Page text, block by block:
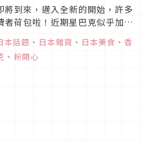
到來，邁入全新的開始，許多
荷包啦！近期星巴克似乎加緊
之處，擅長打造潮流甜點的
名Patou時裝、REPLICA香水
本話題 、 日本雜貨 、 日本美食 、 香
、 粉開心